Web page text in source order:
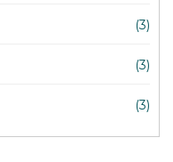
(3)
(3)
(3)